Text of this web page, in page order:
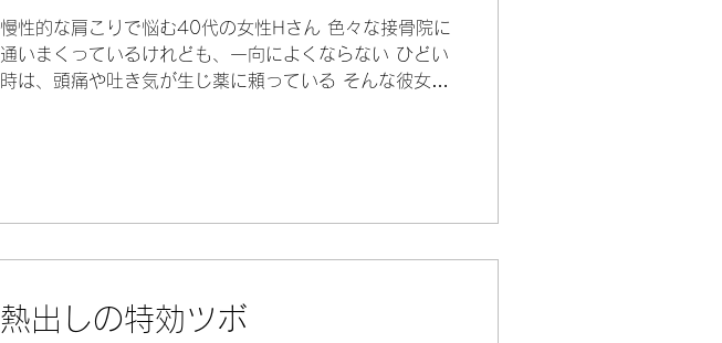
慢性的な肩こりで悩む40代の女性Hさん 色々な接骨院に
通いまくっているけれども、一向によくならない ひどい
時は、頭痛や吐き気が生じ薬に頼っている そんな彼女が
熱出しの特効ツボ